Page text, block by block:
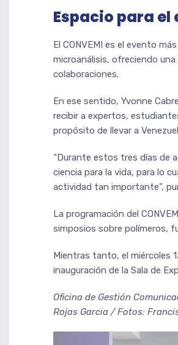
Espacio para el
El CONVEMI es el evento
microanálisis, ofreciendo
colaboraciones.
En ese sentido, Yvonne
recibir a expertos,
propósito de llevar a
“Durante estos tres días de
ciencia para la vida, para lo
actividad tan importante”,
La programación del
simposios sobre polímeros,
Mientras tanto, el miércoles
inauguración de la Sala de
Oficina de Gestión
Rojas Garcia / Fotos: